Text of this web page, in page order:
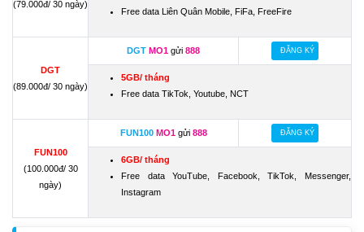
(79.000đ/ 30 ngày)
Free data Liên Quân Mobile, FiFa, FreeFire
DGT
(89.000đ/ 30 ngày)
DGT MO1 gửi 888 ĐĂNG KÝ
5GB/ tháng
Free data TikTok, Youtube, NCT
FUN100
(100.000đ/ 30
ngày)
FUN100 MO1 gửi 888 ĐĂNG KÝ
6GB/ tháng
Free data YouTube, Facebook, TikTok, Messenger,
Instagram